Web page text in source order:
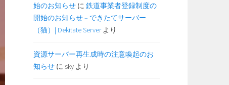
始のお知らせ に 鉄道事業者登録制度の
開始のお知らせ – できたてサーバー
（猫）| Dekitate Serverより
資源サーバー再生成時の注意喚起のお
知らせ に sky より